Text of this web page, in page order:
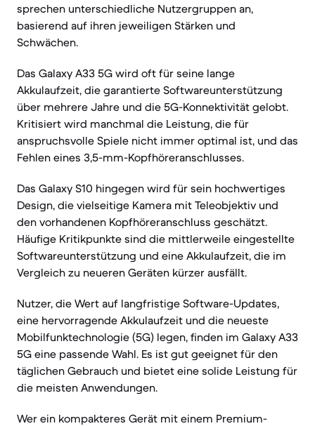
sprechen unterschiedliche Nutzergruppen an,
basierend auf ihren jeweiligen Stärken und
Schwächen.
Das Galaxy A33 5G wird oft für seine lange
Akkulaufzeit, die garantierte Softwareunterstützung
über mehrere Jahre und die 5G-Konnektivität gelobt.
Kritisiert wird manchmal die Leistung, die für
anspruchsvolle Spiele nicht immer optimal ist, und das
Fehlen eines 3,5-mm-Kopfhöreranschlusses.
Das Galaxy S10 hingegen wird für sein hochwertiges
Design, die vielseitige Kamera mit Teleobjektiv und
den vorhandenen Kopfhöreranschluss geschätzt.
Häufige Kritikpunkte sind die mittlerweile eingestellte
Softwareunterstützung und eine Akkulaufzeit, die im
Vergleich zu neueren Geräten kürzer ausfällt.
Nutzer, die Wert auf langfristige Software-Updates,
eine hervorragende Akkulaufzeit und die neueste
Mobilfunktechnologie (5G) legen, finden im Galaxy A33
5G eine passende Wahl. Es ist gut geeignet für den
täglichen Gebrauch und bietet eine solide Leistung für
die meisten Anwendungen.
Wer ein kompakteres Gerät mit einem Premium-